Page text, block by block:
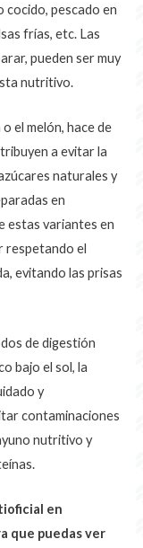
cocido, pescado en
frías, etc. Las
pueden ser muy
nutritivo.
el melón, hace de
a evitar la
naturales y
en
estas variantes en
respetando el
evitando las prisas
de digestión
bajo el sol, la
y
contaminaciones
nutritivo y
en
que puedas ver